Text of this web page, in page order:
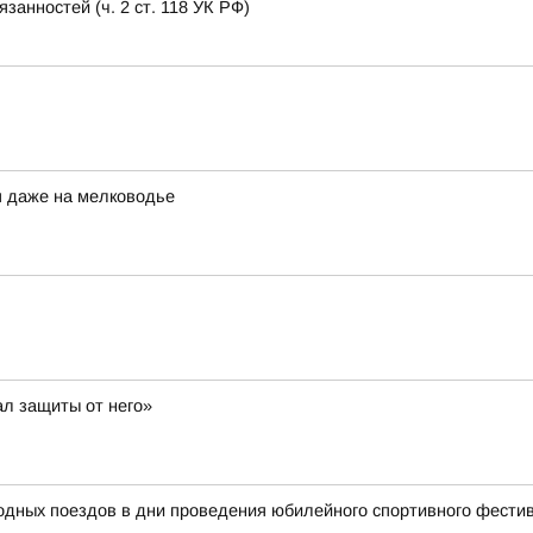
(ч. 2 ст. 118 УК РФ)
даже на мелководье
защиты от него»
поездов в дни проведения юбилейного спортивного